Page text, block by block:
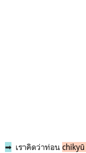
➡ เราคิดว่าท่อน